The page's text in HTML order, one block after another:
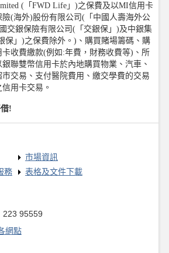
(「FWD Life」)之保費及以MI信用卡
(海外)股份有限公司(「中國人壽海外公
交銀保險有限公司(「交銀保」)及中銀集
保」)之保費除外。)、購買賭場籌碼、購
收費繳款(例如:年費，財務收費等)、所
聯雙幣信用卡於內地購買物業、汽車、
交易、支付醫院費用、繳交學費的交易
用卡交易。
!
市場資訊
務
表格及文件下載
223 95559
網點